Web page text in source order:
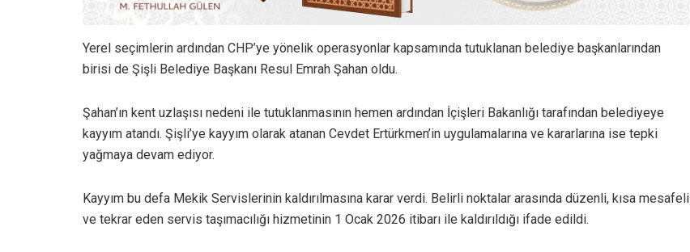
Yerel seçimlerin ardından CHP’ye yönelik operasyonlar kapsamında tutuklanan belediye başkanlarından
birisi de Şişli Belediye Başkanı Resul Emrah Şahan oldu.
Şahan’ın kent uzlaşısı nedeni ile tutuklanmasının hemen ardından İçişleri Bakanlığı tarafından belediyeye
kayyım atandı. Şişli’ye kayyım olarak atanan Cevdet Ertürkmen’in uygulamalarına ve kararlarına ise tepki
yağmaya devam ediyor.
Kayyım bu defa Mekik Servislerinin kaldırılmasına karar verdi. Belirli noktalar arasında düzenli, kısa mesafeli
ve tekrar eden servis taşımacılığı hizmetinin 1 Ocak 2026 itibarı ile kaldırıldığı ifade edildi.